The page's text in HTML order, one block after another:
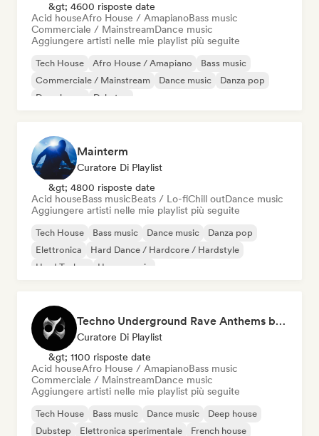
&gt; 4600 risposte date
Acid houseAfro House / AmapianoBass music
Commerciale / MainstreamDance music
Aggiungere artisti nelle mie playlist più seguite
Tech House Afro House / Amapiano
Bass music
Commerciale / Mainstream
Dance music
Danza pop
Deep house
Dubstep
Mainterm
Curatore Di Playlist
&gt; 4800 risposte date
Acid houseBass musicBeats / Lo-fiChill outDance music
Aggiungere artisti nelle mie playlist più seguite
Tech House Bass music Dance music
Danza pop
Elettronica
Hard Dance / Hardcore / Hardstyle
Hard Techno
House music
Techno Underground Rave Anthems by Orphium
Curatore Di Playlist
&gt; 1100 risposte date
Acid houseAfro House / AmapianoBass music
Commerciale / MainstreamDance music
Aggiungere artisti nelle mie playlist più seguite
Tech House Bass music Dance music
Deep house
Dubstep
Elettronica sperimentale
French house